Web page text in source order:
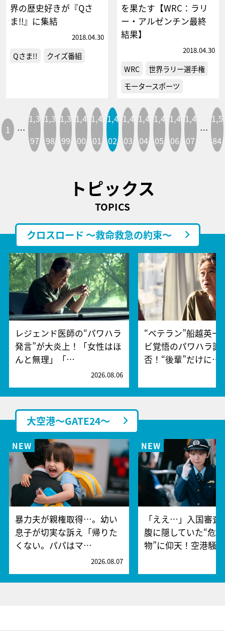
界の歴史好きが『Qさ
ま!!』に集結
2018.04.30
Qさま!! クイズ番組
を果たす【WRC：ラリ
ー・アルゼンチン最終
結果】
2018.04.30
WRC
世界ラリー選手権
モータースポーツ
1 …
1,3
97
1,3
98
1,3
99
1,4
00
1,4
01
1,4
02
1,4
03
1,4
04
1,4
05
1,4
06
1,4
07
…
1,5
84
トピックス
TOPICS
クロスロード ～救命救急の約束～
レジェンド医師の“パワハラ
発言”が大炎上！「女性はほ
んと無理」「…
2026.08.06
“ベテラン”船越英一
ビ覚悟のパワハラ謝
否！“後輩”だけに…
大空港～GATE24～
暴力夫が親権取得…。幼い
息子が切実な訴え「帰りた
くない。パパはマ…
2026.08.07
「ええ…」入国審査
腹に隠していた“危
物”に仰天！空港騒